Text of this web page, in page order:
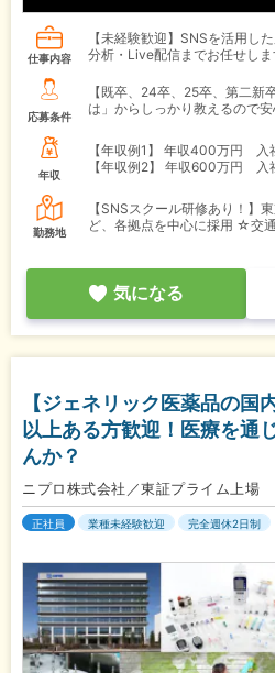
仕事内容
【未経験歓迎】SNSを活用し
分析・Live配信までお任せしま
応募条件
【既卒、24卒、25卒、第二新
は」からしっかり教えるので安
年収
【年収例1】
年収400万円 入
【年収例2】
年収600万円 入
勤務地
【SNSスクール研修あり！】
ど、各拠点を中心に採用 ☆交
気になる
【ジェネリック医薬品の国
以上ある方歓迎！医療を通
んか？
ニプロ株式会社／東証プライム上場
正社員 業種未経験歓迎 完全週休2日制